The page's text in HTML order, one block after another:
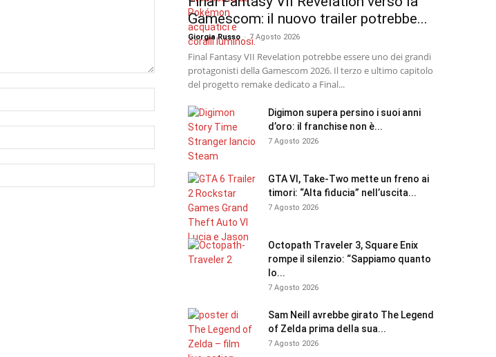
Gamescom: il nuovo trailer potrebbe...
Giorgia Russo - 7 Agosto 2026
Final Fantasy VII Revelation potrebbe essere uno dei grandi
protagonisti della Gamescom 2026. Il terzo e ultimo capitolo
del progetto remake dedicato a Final...
Digimon supera persino i suoi anni
d’oro: il franchise non è...
7 Agosto 2026
GTA VI, Take-Two mette un freno ai
timori: “Alta fiducia” nell’uscita...
7 Agosto 2026
Octopath Traveler 3, Square Enix
rompe il silenzio: “Sappiamo quanto
lo...
7 Agosto 2026
Sam Neill avrebbe girato The Legend
of Zelda prima della sua...
7 Agosto 2026